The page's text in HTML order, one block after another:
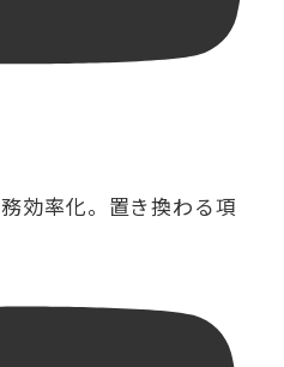
効率化。置き換わる項